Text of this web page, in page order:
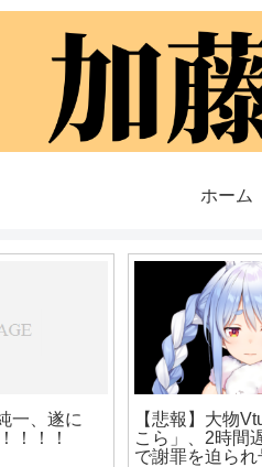
ホーム
一、遂に
！！！
【悲報】大物
こら」、2時間
で謝罪を迫られ